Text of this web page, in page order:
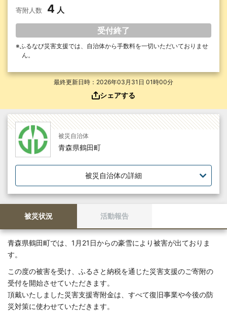
寄附人数 4
受付終了
ふるなび災害支援では、自治体から手数料を一切いただいておりませ
ん。
最終更新日時：2026年03月31日 01時00分
シェアする
被災状況 活動報告
被災自治体
青森県鶴田町
被災自治体の詳細
青森県鶴田町では、1月21日からの豪雪により被害が出ておりま
す。
この度の被害を受け、ふるさと納税を通じた災害支援のご寄附の
受付を開始させていただきます。
頂戴いたしました災害支援寄附金は、すべて復旧事業や今後の防
災対策に使わせていただきます。